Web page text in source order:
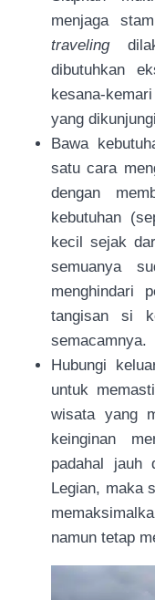
menjaga
traveling
dibutuhkan
kesana-
yang
Bawa
satu cara
dengan
kebutuhan
kecil sejak
semuanya
menghindari
tangisan si
semacamnya.
Hubungi
untuk
wisata yang
keinginan
padahal jauh
Legian, maka
namun tetap